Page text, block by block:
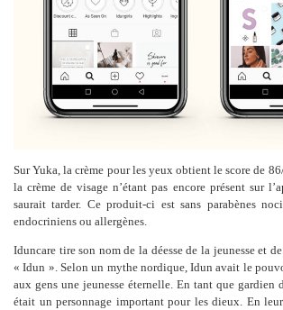
Sur Yuka, la crème pour les yeux obtient le score de
la crème de visage n’étant pas encore présent sur
saurait tarder. Ce produit-ci est sans parabènes
endocriniens ou allergènes.
Iduncare tire son nom de la déesse de la jeunesse et
« Idun ». Selon un mythe nordique, Idun avait le
aux gens une jeunesse éternelle. En tant que gardien
était un personnage important pour les dieux. En